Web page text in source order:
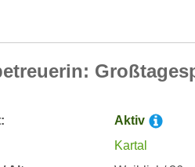
Aktiv
Kartal